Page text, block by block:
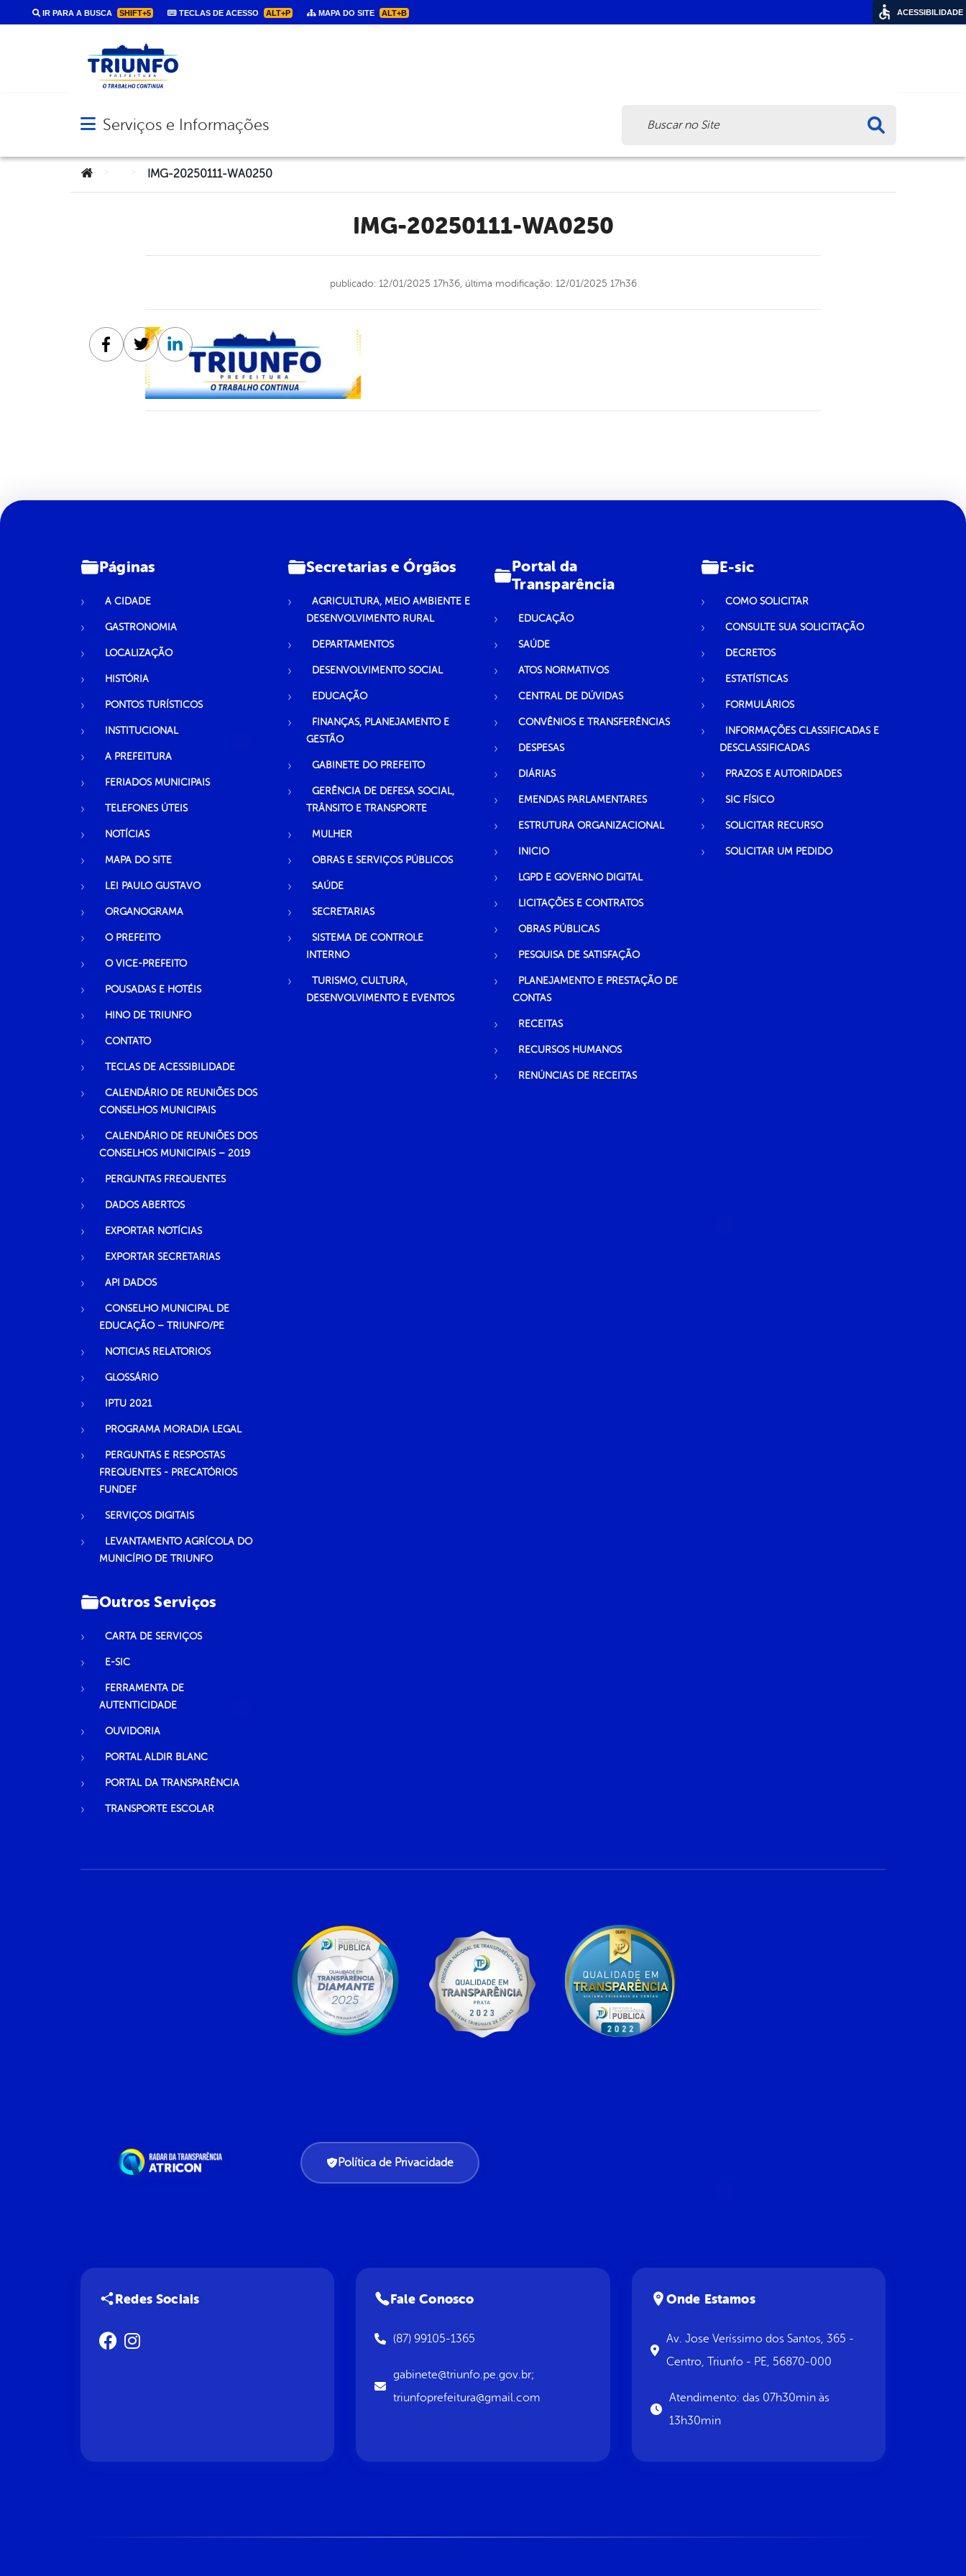
IR PARA A BUSCA SHIFT+5 TECLAS DE ACESSO ALT+P MAPA DO SITE ALT+B
Abrir menu principal de navegação
Serviços e Informações
Você está aqui:IMG-20250111-WA0250
IMG-20250111-WA0250
publicado: 12/01/2025 17h36, última modificação: 12/01/2025 17h36
Facebook
TwitterLinkedin
Páginas
A CIDADE
GASTRONOMIA
LOCALIZAÇÃO
HISTÓRIA
PONTOS TURÍSTICOS
INSTITUCIONAL
A PREFEITURA
FERIADOS MUNICIPAIS
TELEFONES ÚTEIS
NOTÍCIAS
MAPA DO SITE
LEI PAULO GUSTAVO
ORGANOGRAMA
O PREFEITO
O VICE-PREFEITO
POUSADAS E HOTÉIS
HINO DE TRIUNFO
CONTATO
TECLAS DE ACESSIBILIDADE
CALENDÁRIO DE REUNIÕES DOS
CONSELHOS MUNICIPAIS
CALENDÁRIO DE REUNIÕES DOS
CONSELHOS MUNICIPAIS – 2019
PERGUNTAS FREQUENTES
DADOS ABERTOS
EXPORTAR NOTÍCIAS
EXPORTAR SECRETARIAS
API DADOS
CONSELHO MUNICIPAL DE
EDUCAÇÃO – TRIUNFO/PE
NOTICIAS RELATORIOS
GLOSSÁRIO
IPTU 2021
PROGRAMA MORADIA LEGAL
PERGUNTAS E RESPOSTAS
FREQUENTES - PRECATÓRIOS
FUNDEF
SERVIÇOS DIGITAIS
LEVANTAMENTO AGRÍCOLA DO
MUNICÍPIO DE TRIUNFO
Secretarias e Órgãos
AGRICULTURA, MEIO AMBIENTE E
DESENVOLVIMENTO RURAL
DEPARTAMENTOS
DESENVOLVIMENTO SOCIAL
EDUCAÇÃO
FINANÇAS, PLANEJAMENTO E
GESTÃO
GABINETE DO PREFEITO
GERÊNCIA DE DEFESA SOCIAL,
TRÂNSITO E TRANSPORTE
MULHER
OBRAS E SERVIÇOS PÚBLICOS
SAÚDE
SECRETARIAS
SISTEMA DE CONTROLE
INTERNO
TURISMO, CULTURA,
DESENVOLVIMENTO E EVENTOS
Portal da
Transparência
EDUCAÇÃO
SAÚDE
ATOS NORMATIVOS
CENTRAL DE DÚVIDAS
CONVÊNIOS E TRANSFERÊNCIAS
DESPESAS
DIÁRIAS
EMENDAS PARLAMENTARES
ESTRUTURA ORGANIZACIONAL
INICIO
LGPD E GOVERNO DIGITAL
LICITAÇÕES E CONTRATOS
OBRAS PÚBLICAS
PESQUISA DE SATISFAÇÃO
PLANEJAMENTO E PRESTAÇÃO DE
CONTAS
RECEITAS
RECURSOS HUMANOS
RENÚNCIAS DE RECEITAS
E-sic
COMO SOLICITAR
CONSULTE SUA SOLICITAÇÃO
DECRETOS
ESTATÍSTICAS
FORMULÁRIOS
INFORMAÇÕES CLASSIFICADAS E
DESCLASSIFICADAS
PRAZOS E AUTORIDADES
SIC FÍSICO
SOLICITAR RECURSO
SOLICITAR UM PEDIDO
Outros Serviços
CARTA DE SERVIÇOS
E-SIC
FERRAMENTA DE
AUTENTICIDADE
OUVIDORIA
PORTAL ALDIR BLANC
PORTAL DA TRANSPARÊNCIA
TRANSPORTE ESCOLAR
Política de Privacidade
Redes Sociais Fale Conosco
(87) 99105-1365
gabinete@triunfo.pe.gov.br;
triunfoprefeitura@gmail.com
Onde Estamos
Av. Jose Veríssimo dos Santos, 365 -
Centro, Triunfo - PE, 56870-000
Atendimento: das 07h30min às
13h30min
ACESSIBILIDADE